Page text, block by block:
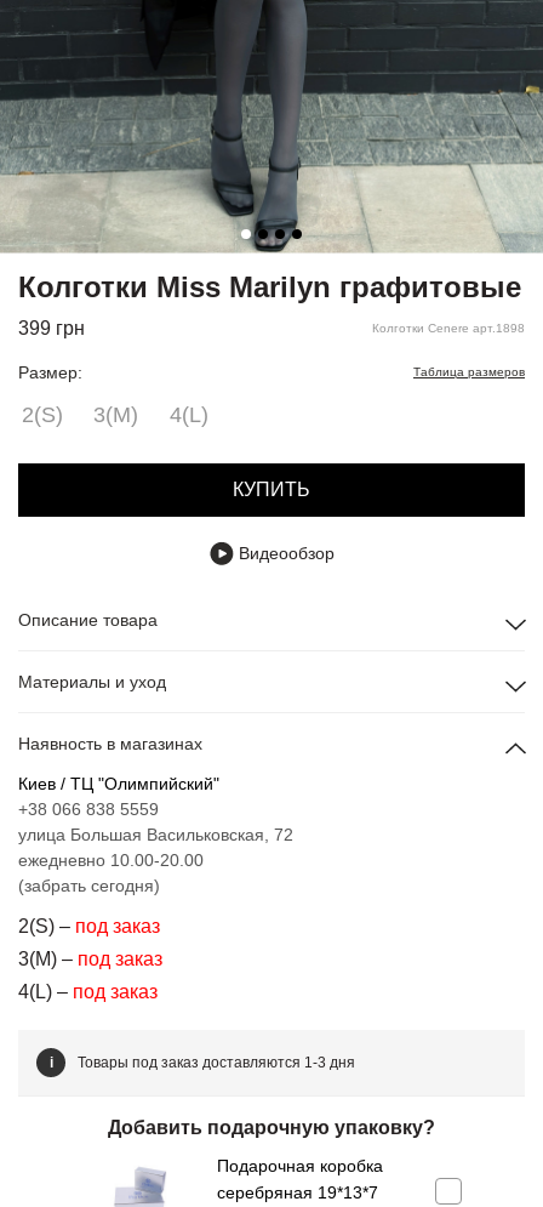
Колготки Miss Marilyn графитовые
399 грн Колготки Cenere арт.1898
Размер: Таблица размеров
2(S) 3(M) 4(L)
КУПИТЬ
Видеообзор
Описание товара
Материалы и уход
Наявность в магазинах
Киев / ТЦ "Олимпийский"
+38 066 838 5559
улица Большая Васильковская, 72
ежедневно 10.00-20.00
(забрать сегодня)
2(S) – под заказ
3(M) – под заказ
4(L) – под заказ
i Товары под заказ доставляются 1-3 дня
Добавить подарочную упаковку?
Подарочная коробка
серебряная 19*13*7